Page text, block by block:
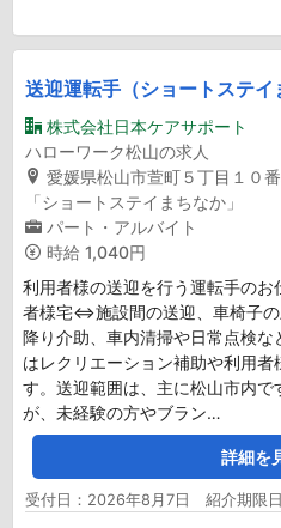
送迎運転手（ショートステイ
株式会社日本ケアサポート
ハローワーク松山の求人
愛媛県松山市萱町５丁目１０
「ショートステイまちなか」
パート・アルバイト
時給 1,040円
利用者様の送迎を行う運転手の
者様宅⇔施設間の送迎、車椅子の
降り介助、車内清掃や日常点検な
はレクリエーション補助や利用者
す。送迎範囲は、主に松山市内
が、未経験の方やブラン…
詳細を
受付日：2026年8月7日 紹介期限